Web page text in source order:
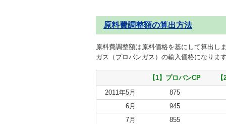
原料費調整額の算出方法
原料費調整額は原料価格を基にして算出し
ガス（プロパンガス）の輸入価格になりま
【1】プロパンCP
2011年5月
875
6月
945
7月
855